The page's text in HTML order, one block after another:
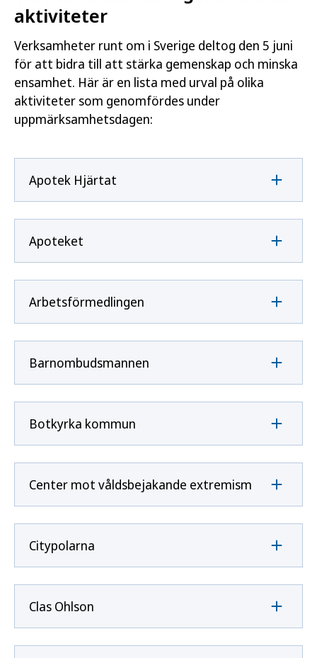
aktiviteter
Verksamheter runt om i Sverige deltog den 5 juni
för att bidra till att stärka gemenskap och minska
ensamhet. Här är en lista med urval på olika
aktiviteter som genomfördes under
uppmärksamhetsdagen:
Apotek Hjärtat
Apoteket
Arbetsförmedlingen
Barnombudsmannen
Botkyrka kommun
Center mot våldsbejakande extremism
Citypolarna
Clas Ohlson